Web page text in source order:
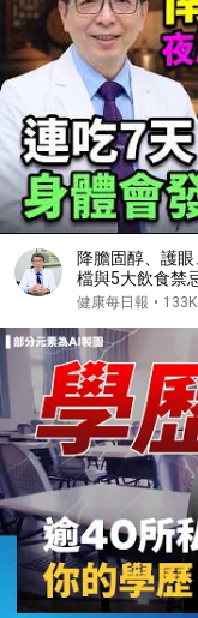
降膽固醇、護
檔與5大飲食禁
健康每日報 •